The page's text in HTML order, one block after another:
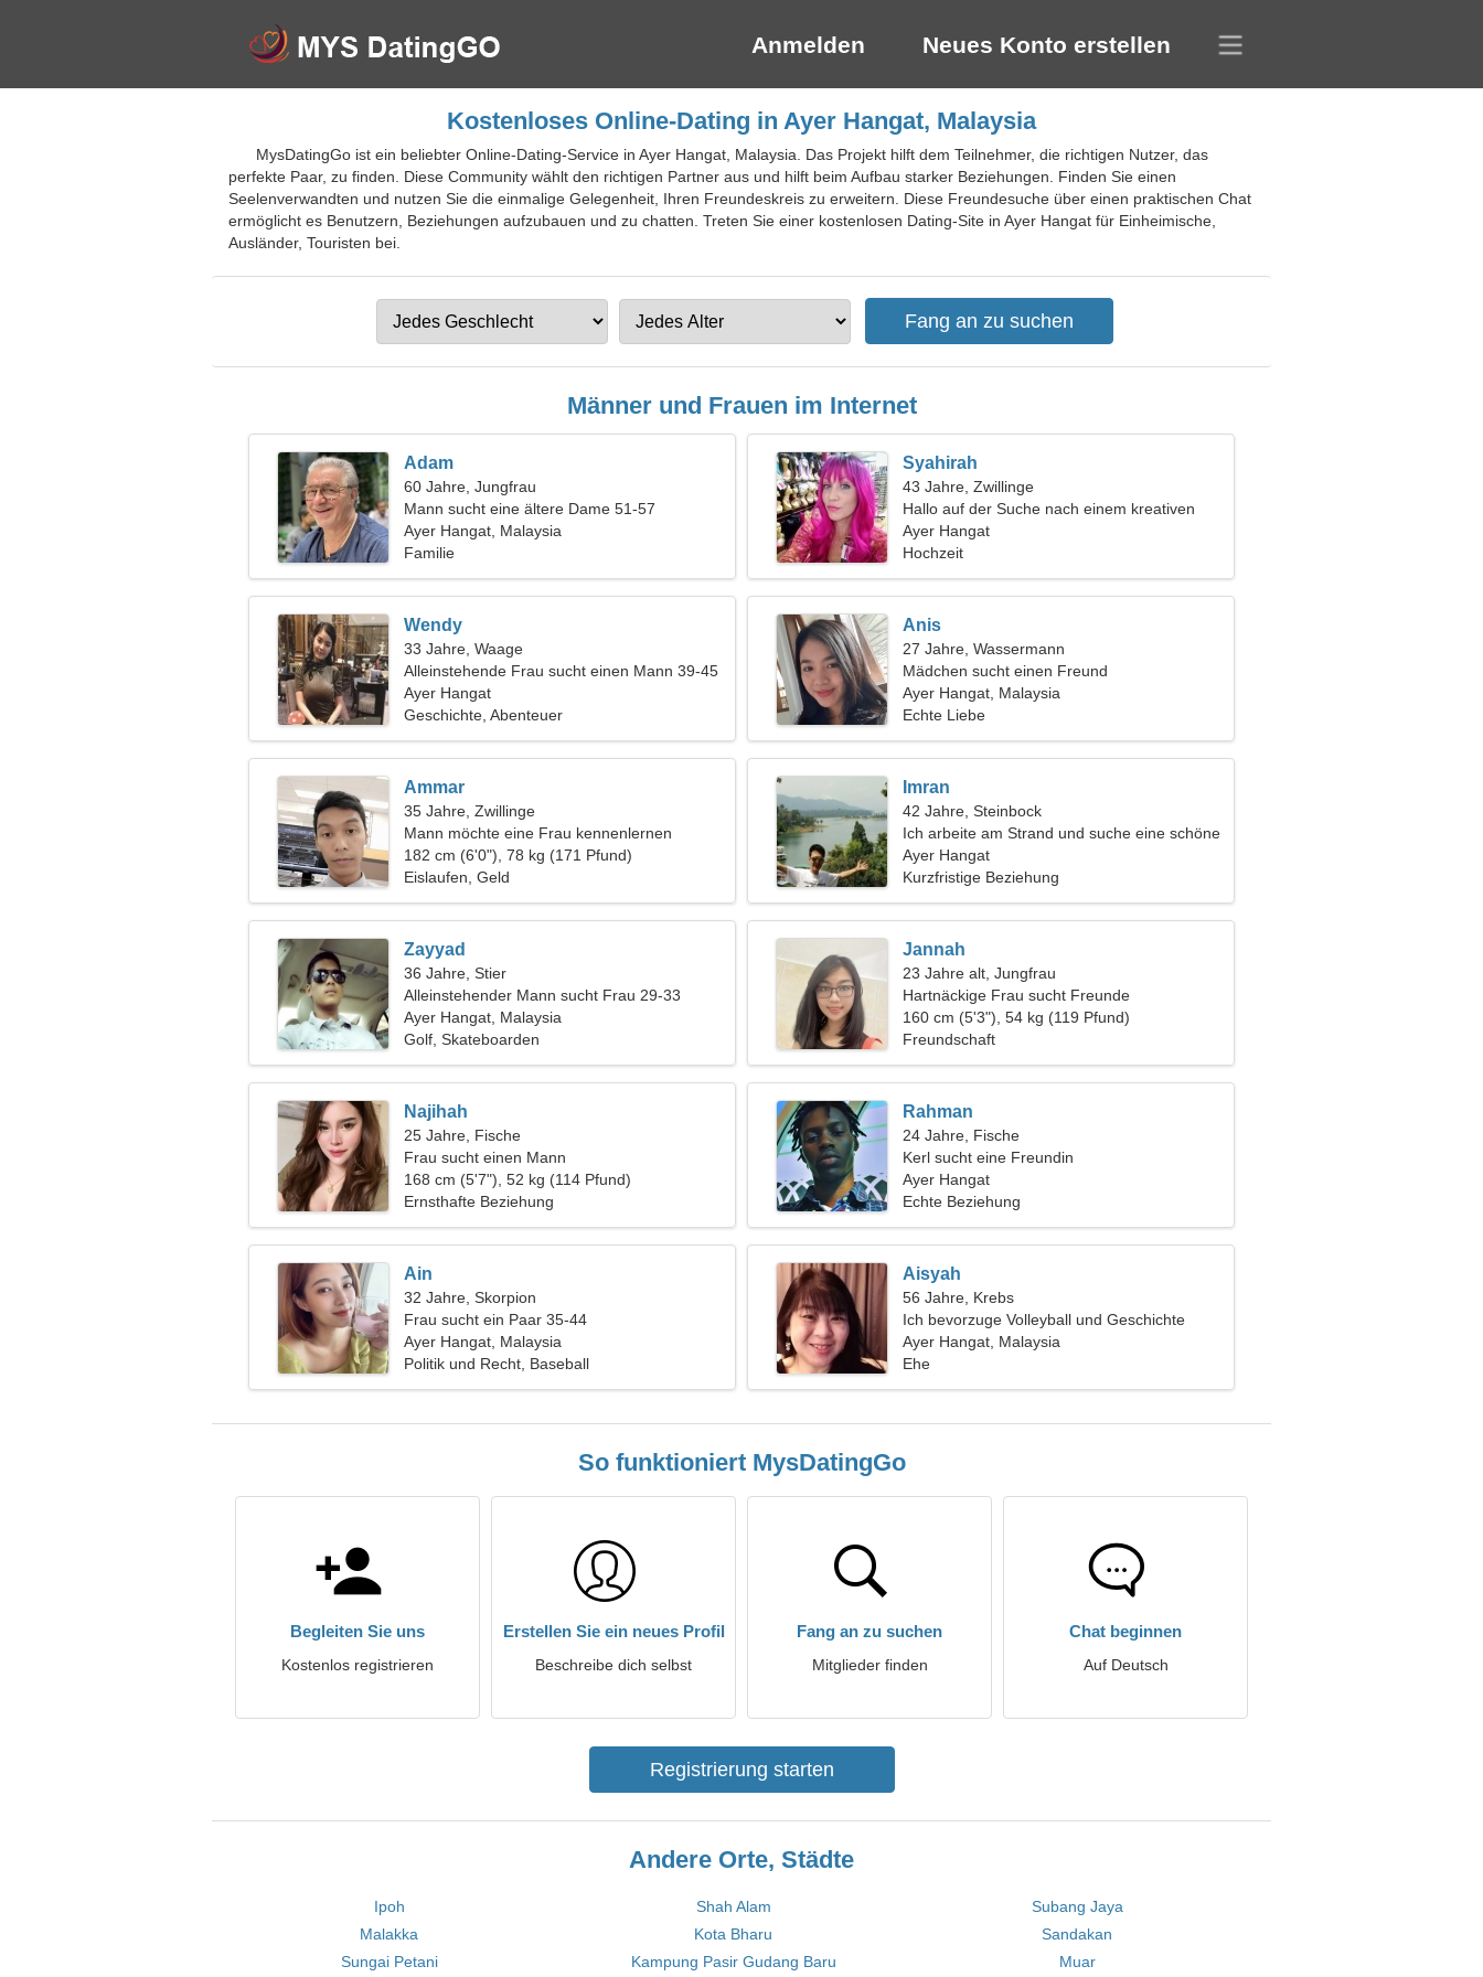
Anmelden Neues Konto erstellen
Kostenloses Online-Dating in Ayer Hangat, Malaysia
MysDatingGo ist ein beliebter Online-Dating-Service in Ayer Hangat, Malaysia. Das Projekt hilft dem Teilnehmer, die richtigen Nutzer, das
perfekte Paar, zu finden. Diese Community wählt den richtigen Partner aus und hilft beim Aufbau starker Beziehungen. Finden Sie einen
Seelenverwandten und nutzen Sie die einmalige Gelegenheit, Ihren Freundeskreis zu erweitern. Diese Freundesuche über einen praktischen Chat
ermöglicht es Benutzern, Beziehungen aufzubauen und zu chatten. Treten Sie einer kostenlosen Dating-Site in Ayer Hangat für Einheimische,
Ausländer, Touristen bei.
Männer und Frauen im Internet
Adam
60 Jahre, Jungfrau
Mann sucht eine ältere Dame 51-57
Ayer Hangat, Malaysia
Familie
Syahirah
43 Jahre, Zwillinge
Hallo auf der Suche nach einem kreativen
Freund
Ayer Hangat
Hochzeit
Wendy
33 Jahre, Waage
Alleinstehende Frau sucht einen Mann 39-45
Ayer Hangat
Geschichte, Abenteuer
Anis
27 Jahre, Wassermann
Mädchen sucht einen Freund
Ayer Hangat, Malaysia
Echte Liebe
Ammar
35 Jahre, Zwillinge
Mann möchte eine Frau kennenlernen
182 cm (6'0"), 78 kg (171 Pfund)
Eislaufen, Geld
Imran
42 Jahre, Steinbock
Ich arbeite am Strand und suche eine schöne
Frau
Ayer Hangat
Kurzfristige Beziehung
Zayyad
36 Jahre, Stier
Alleinstehender Mann sucht Frau 29-33
Ayer Hangat, Malaysia
Golf, Skateboarden
Jannah
23 Jahre alt, Jungfrau
Hartnäckige Frau sucht Freunde
160 cm (5'3"), 54 kg (119 Pfund)
Freundschaft
Najihah
25 Jahre, Fische
Frau sucht einen Mann
168 cm (5'7"), 52 kg (114 Pfund)
Ernsthafte Beziehung
Rahman
24 Jahre, Fische
Kerl sucht eine Freundin
Ayer Hangat
Echte Beziehung
Ain
32 Jahre, Skorpion
Frau sucht ein Paar 35-44
Ayer Hangat, Malaysia
Politik und Recht, Baseball
Aisyah
56 Jahre, Krebs
Ich bevorzuge Volleyball und Geschichte
Ayer Hangat, Malaysia
Ehe
So funktioniert MysDatingGo
Begleiten Sie uns
Kostenlos registrieren
Erstellen Sie ein neues Profil
Beschreibe dich selbst
Fang an zu suchen
Mitglieder finden
Chat beginnen
Auf Deutsch
Registrierung starten
Andere Orte, Städte
Ipoh Shah Alam
Subang Jaya
Malakka
Kota Bharu
Sandakan
Sungai Petani
Kampung Pasir Gudang Baru Muar